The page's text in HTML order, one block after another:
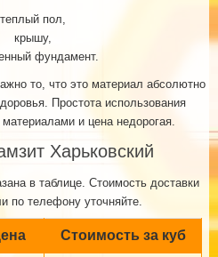
теплый пол,
крышу,
фундамент.
то, что это материал абсолютно
Простота использования
и цена недорогая.
Харьковский
в таблице. Стоимость доставки
по телефону уточняйте.
Стоимость за куб